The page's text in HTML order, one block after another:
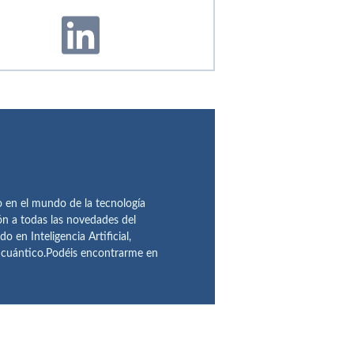
en el mundo de la tecnología
a todas las novedades del
en Inteligencia Artificial,
encontrarme en